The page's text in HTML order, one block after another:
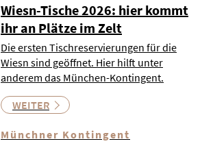
Wiesn-Tische 2026: hier kommt
ihr an Plätze im Zelt
Die ersten Tischreservierungen für die
Wiesn sind geöffnet. Hier hilft unter
anderem das München-Kontingent.
WEITER
Münchner Kontingent